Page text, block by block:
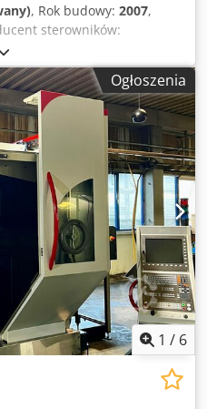
, Rok budowy: 2007,
sterowników:
000 kg, Ta 5-osiowa
została wyprodukowana w
centrum obróbcze
magazyn na 80
Obsługuje wewnętrzny
70 barów, co zwiększa
którzy chcą zwiększyć
się z nami, aby
tej maszyny. • Prędkość
min • Znane wady:
• Magazyn na 80
chłodzenie 70
dodatkowe •
Machine Depth 5800 mm
Ogłoszenia
1 / 6